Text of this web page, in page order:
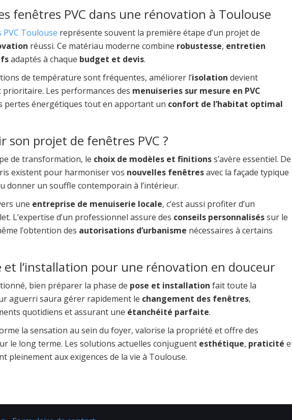
fenêtres PVC dans une rénovation à Toulouse
Toulouse représente souvent la première étape d’un projet de
réussi. Ce matériau moderne combine robustesse, entretien
adaptés à chaque budget et devis.
de température sont fréquentes, améliorer l’isolation devient
Les performances des menuiseries sur mesure en PVC
pertes énergétiques tout en apportant un confort de l’habitat optimal
son projet de fenêtres PVC ?
de transformation, le choix de modèles et finitionss’avère essentiel. De
existent pour harmoniser vos nouvelles fenêtresavec la façade typique
donner un souffle contemporain à l’intérieur.
une entreprise de menuiserie locale, c’est aussi profiter d’un
L’expertise d’un professionnel assure des conseils personnaliséssur le
l’obtention des autorisations d’urbanisme nécessaires à certains
et l’installation pour une rénovation en douceur
bien préparer la phase de pose et installation fait toute la
aguerri saura gérer rapidement le changement des fenêtres,
quotidiens et assurant une étanchéité parfaite.
la sensation au sein du foyer, valorise la propriété et offre des
le long terme. Les solutions actuelles conjuguent esthétique, praticité
pleinement aux exigences de la vie à Toulouse.